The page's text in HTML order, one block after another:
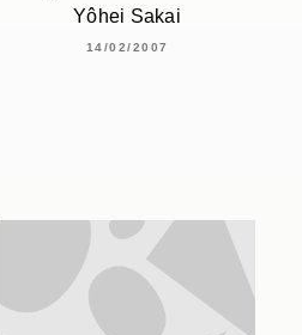
Yôhei Sakai
14/02/2007